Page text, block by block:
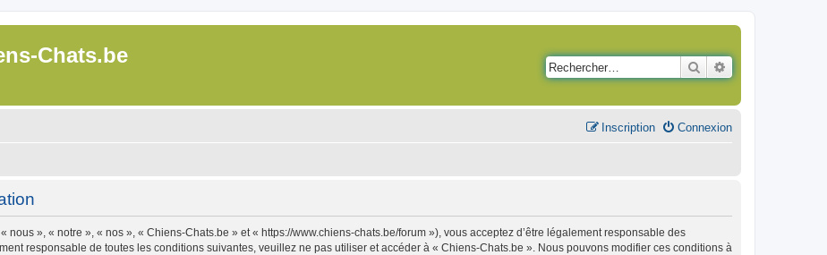
Chats.be Rechercher
Connexion
Inscription
», « notre », « nos », « Chiens-Chats.be » et « https://www.chiens-chats.be/forum »), vous acceptez d’être légalement responsable des
responsable de toutes les conditions suivantes, veuillez ne pas utiliser et accéder à « Chiens-Chats.be ». Nous pouvons modifier ces conditions à